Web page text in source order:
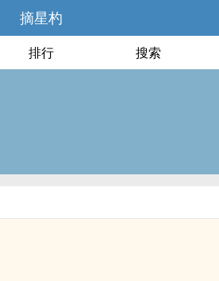
摘星杓
排行 搜索